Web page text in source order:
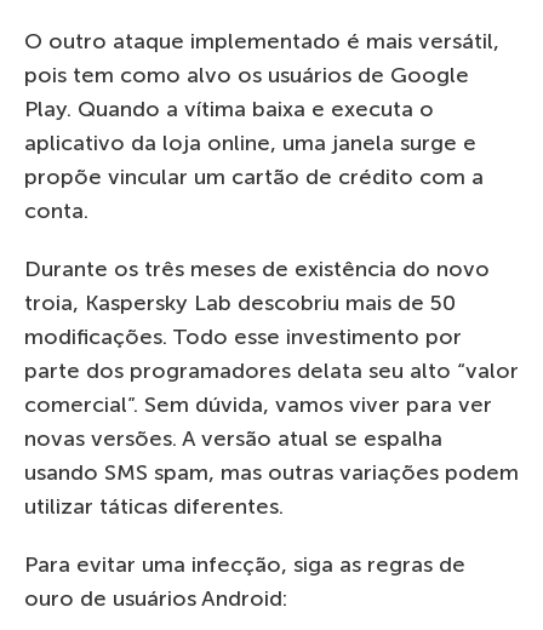
O outro ataque implementado é mais versátil,
pois tem como alvo os usuários de Google
Play. Quando a vítima baixa e executa o
aplicativo da loja online, uma janela surge e
propõe vincular um cartão de crédito com a
conta.
Durante os três meses de existência do novo
troia, Kaspersky Lab descobriu mais de 50
modificações. Todo esse investimento por
parte dos programadores delata seu alto “valor
comercial”. Sem dúvida, vamos viver para ver
novas versões. A versão atual se espalha
usando SMS spam, mas outras variações podem
utilizar táticas diferentes.
Para evitar uma infecção, siga as regras de
ouro de usuários Android: